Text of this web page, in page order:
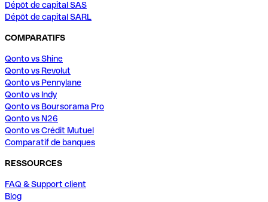
Dépôt de capital SAS
Dépôt de capital SARL
COMPARATIFS
Qonto vs Shine
Qonto vs Revolut
Qonto vs Pennylane
Qonto vs Indy
Qonto vs Boursorama Pro
Qonto vs N26
Qonto vs Crédit Mutuel
Comparatif de banques
RESSOURCES
FAQ & Support client
Blog